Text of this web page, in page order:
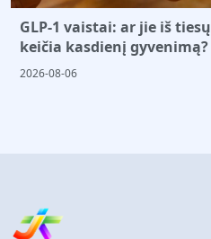
GLP-1 vaistai: ar jie iš tiesų
keičia kasdienį gyvenimą?
2026-08-06